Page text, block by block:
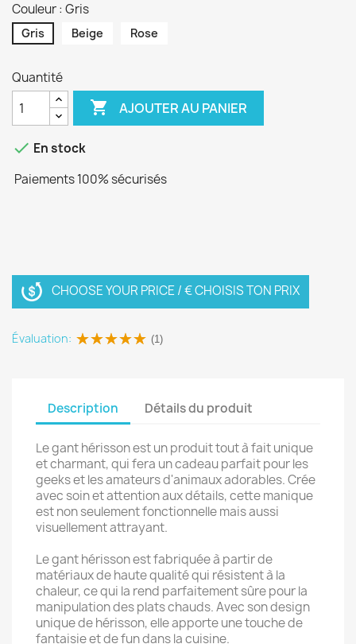
Couleur : Gris
Gris Beige Rose
Quantité
 AJOUTER AU PANIER
 En stock
Paiements 100% sécurisés
CHOOSE YOUR PRICE / € CHOISIS TON PRIX
Évaluation: (1)
Description Détails du produit
Le gant hérisson est un produit tout à fait unique
et charmant, qui fera un cadeau parfait pour les
geeks et les amateurs d'animaux adorables. Crée
avec soin et attention aux détails, cette manique
est non seulement fonctionnelle mais aussi
visuellement attrayant.
Le gant hérisson est fabriquée à partir de
matériaux de haute qualité qui résistent à la
chaleur, ce qui la rend parfaitement sûre pour la
manipulation des plats chauds. Avec son design
unique de hérisson, elle apporte une touche de
fantaisie et de fun dans la cuisine.